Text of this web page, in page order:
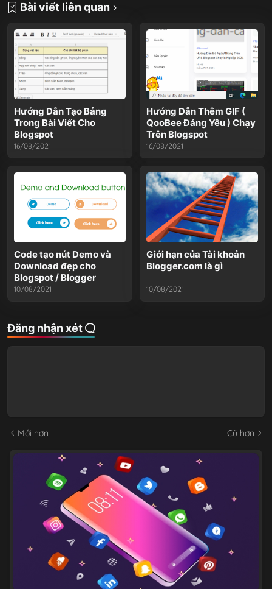
Bài viết liên quan
Hướng Dẫn Tạo Bảng
Trong Bài Viết Cho
Blogspot
16/08/2021
Hướng Dẫn Thêm GIF (
QooBee Đáng Yêu ) Chạy
Trên Blogspot
16/08/2021
Code tạo nút Demo và
Download đẹp cho
Blogspot / Blogger
10/08/2021
Giới hạn của Tài khoản
Blogger.com là gì
10/08/2021
Đăng nhận xét
Mới hơn Cũ hơn